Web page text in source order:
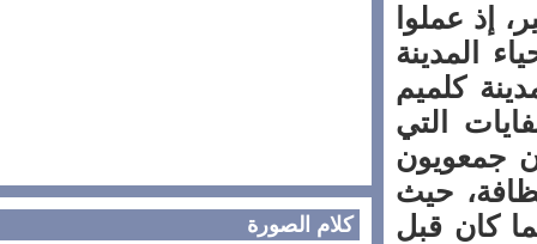
عملوا
المدينة
كلميم
التي
جمعويون
حيث
كان قبل
كلام الصورة